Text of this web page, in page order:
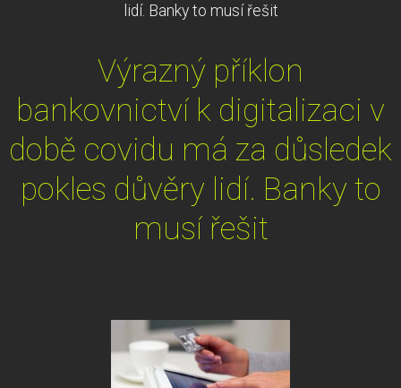
lidí. Banky to musí řešit
Výrazný příklon
bankovnictví k digitalizaci v
době covidu má za důsledek
pokles důvěry lidí. Banky to
musí řešit